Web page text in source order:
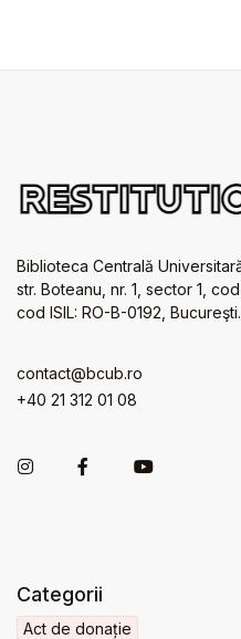
Biblioteca Centrală Universitară
str. Boteanu, nr. 1, sector 1,
cod ISIL: RO-B-0192, Bucureşti.
contact@bcub.ro
+40 21 312 01 08
Categorii
Act de donație